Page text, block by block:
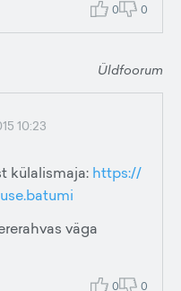
0 0
Üldfoorum
10:23
külalismaja: https://
väga
0 0